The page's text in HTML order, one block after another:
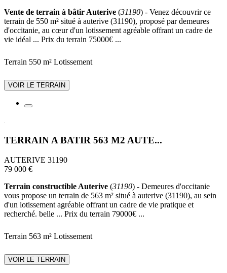
Vente de terrain à bâtir Auterive (31190) - Venez découvrir ce
terrain de 550 m² situé à auterive (31190), proposé par demeures
d'occitanie, au cœur d'un lotissement agréable offrant un cadre de
vie idéal ... Prix du terrain 75000€ ...
Terrain 550 m² Lotissement
VOIR LE TERRAIN
TERRAIN A BATIR 563 M2 AUTE...
AUTERIVE 31190
79 000 €
Terrain constructible Auterive (31190) - Demeures d'occitanie
vous propose un terrain de 563 m² situé à auterive (31190), au sein
d'un lotissement agréable offrant un cadre de vie pratique et
recherché. belle ... Prix du terrain 79000€ ...
Terrain 563 m² Lotissement
VOIR LE TERRAIN